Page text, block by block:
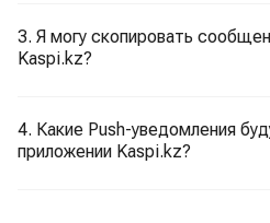
3. Я могу скопировать
Kaspi.kz?
4. Какие Push-уведомления
приложении Kaspi.kz?